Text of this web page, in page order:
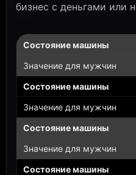
бизнес с деньгами или